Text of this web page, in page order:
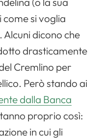
come si voglia
dicono che
drasticamente
Cremlino per
Però stando ai
dalla Banca
proprio così:
in cui gli